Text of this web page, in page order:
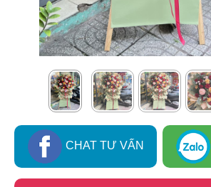
CHAT TƯ VẤN